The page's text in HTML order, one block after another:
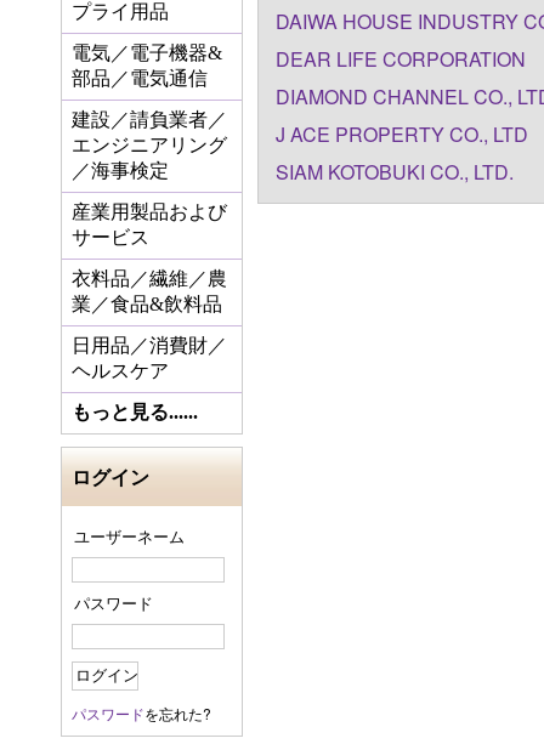
プライ用品
電気／電子機器&
部品／電気通信
建設／請負業者／
エンジニアリング
／海事検定
産業用製品および
サービス
衣料品／繊維／農
業／食品&飲料品
日用品／消費財／
ヘルスケア
もっと見る......
ログイン
ユーザーネーム
パスワード
パスワードを忘れた?
DAIWA HOUSE INDUSTRY
DEAR LIFE CORPORATION
DIAMOND CHANNEL CO.,
J ACE PROPERTY CO., LTD
SIAM KOTOBUKI CO., LTD.